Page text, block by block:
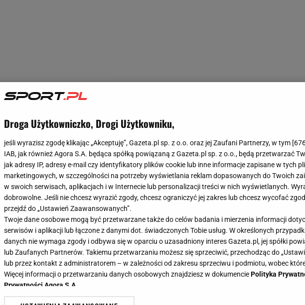
Droga Użytkowniczko, Drogi Użytkowniku,
jeśli wyrazisz zgodę klikając „Akceptuję”, Gazeta.pl sp. z o.o. oraz jej Zaufani Partnerzy, w tym [
IAB, jak również Agora S.A. będąca spółką powiązaną z Gazeta.pl sp. z o.o., będą przetwarzać
jak adresy IP, adresy e-mail czy identyfikatory plików cookie lub inne informacje zapisane w tych
marketingowych, w szczególności na potrzeby wyświetlania reklam dopasowanych do Twoich
w swoich serwisach, aplikacjach i w Internecie lub personalizacji treści w nich wyświetlanych.
dobrowolne. Jeśli nie chcesz wyrazić zgody, chcesz ograniczyć jej zakres lub chcesz wycofać
przejdź do „Ustawień Zaawansowanych”.
Twoje dane osobowe mogą być przetwarzane także do celów badania i mierzenia informacji
serwisów i aplikacji lub łączone z danymi dot. świadczonych Tobie usług. W określonych
danych nie wymaga zgody i odbywa się w oparciu o uzasadniony interes Gazeta.pl, jej spółki
lub Zaufanych Partnerów. Takiemu przetwarzaniu możesz się sprzeciwić, przechodząc do
lub przez kontakt z administratorem – w zależności od zakresu sprzeciwu i podmiotu, wobec
Więcej informacji o przetwarzaniu danych osobowych znajdziesz w dokumenciePolityka
Prywatności Agora S.A.